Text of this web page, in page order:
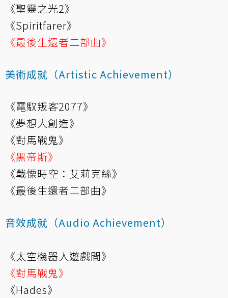
《聖靈之光2》
《Spiritfarer》
《最後生還者二部曲》
美術成就（Artistic Achievement）
《電馭叛客2077》
《夢想大創造》
《對馬戰鬼》
《黑帝斯》
《戰慄時空：艾莉克絲》
《最後生還者二部曲》
音效成就（Audio Achievement）
《太空機器人遊戲間》
《對馬戰鬼》
《Hades》